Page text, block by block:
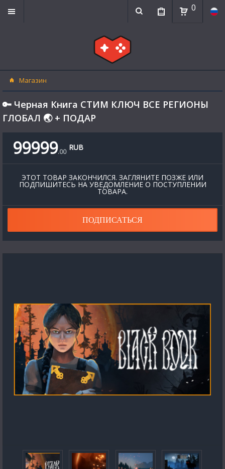
0
Магазин
🔑 Черная Книга СТИМ КЛЮЧ ВСЕ РЕГИОНЫ
ГЛОБАЛ 🌏 + ПОДАР
99999.00 RUB
ЭТОТ ТОВАР ЗАКОНЧИЛСЯ. ЗАГЛЯНИТЕ ПОЗЖЕ ИЛИ
ПОДПИШИТЕСЬ НА УВЕДОМЛЕНИЕ О ПОСТУПЛЕНИИ
ТОВАРА.
ПОДПИСАТЬСЯ